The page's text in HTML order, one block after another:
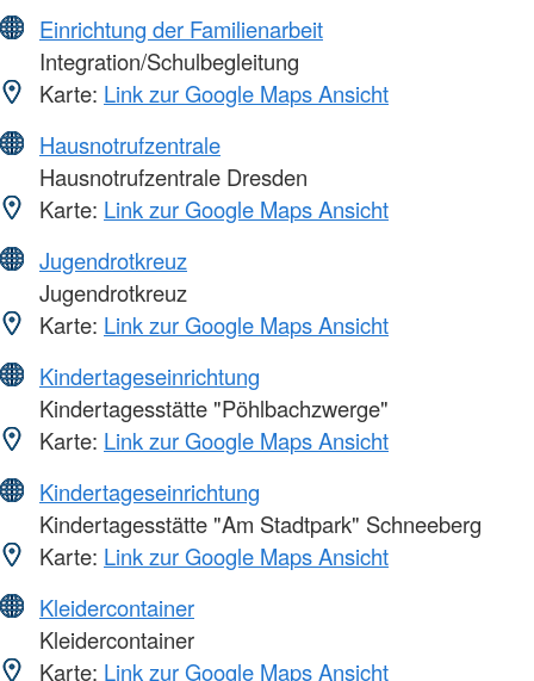
Einrichtung der Familienarbeit
Integration/Schulbegleitung
Karte: Link zur Google Maps Ansicht
Hausnotrufzentrale
Hausnotrufzentrale Dresden
Karte: Link zur Google Maps Ansicht
Jugendrotkreuz
Jugendrotkreuz
Karte: Link zur Google Maps Ansicht
Kindertageseinrichtung
Kindertagesstätte "Pöhlbachzwerge"
Karte: Link zur Google Maps Ansicht
Kindertageseinrichtung
Kindertagesstätte "Am Stadtpark" Schneeberg
Karte: Link zur Google Maps Ansicht
Kleidercontainer
Kleidercontainer
Karte: Link zur Google Maps Ansicht